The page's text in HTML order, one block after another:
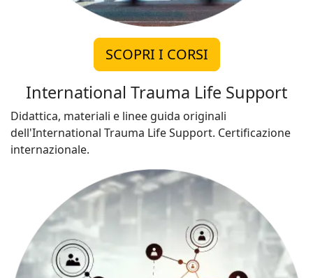
SCOPRI I CORSI
International Trauma Life Support
Didattica, materiali e linee guida originali
dell'International Trauma Life Support. Certificazione
internazionale.